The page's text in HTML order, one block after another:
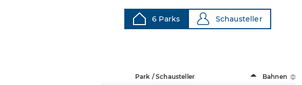
6 Parks Schausteller
Park / Schausteller Bahnen